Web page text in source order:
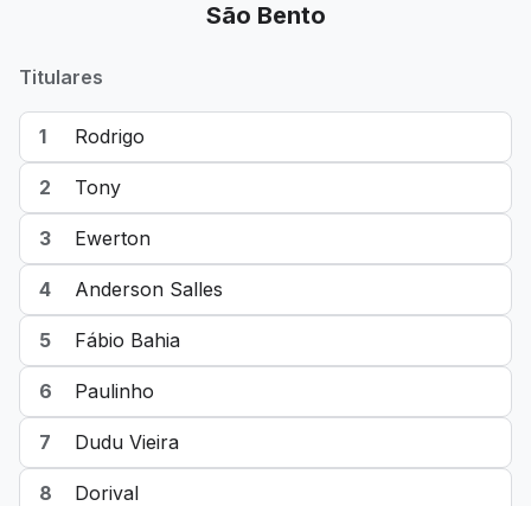
São Bento
Titulares
1 Rodrigo
2 Tony
3 Ewerton
4 Anderson Salles
5 Fábio Bahia
6 Paulinho
7 Dudu Vieira
8 Dorival